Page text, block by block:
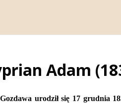
Adam
urodził się 17 grudnia